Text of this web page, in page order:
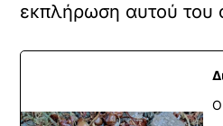
εκπλήρωση αυτού του
Ο